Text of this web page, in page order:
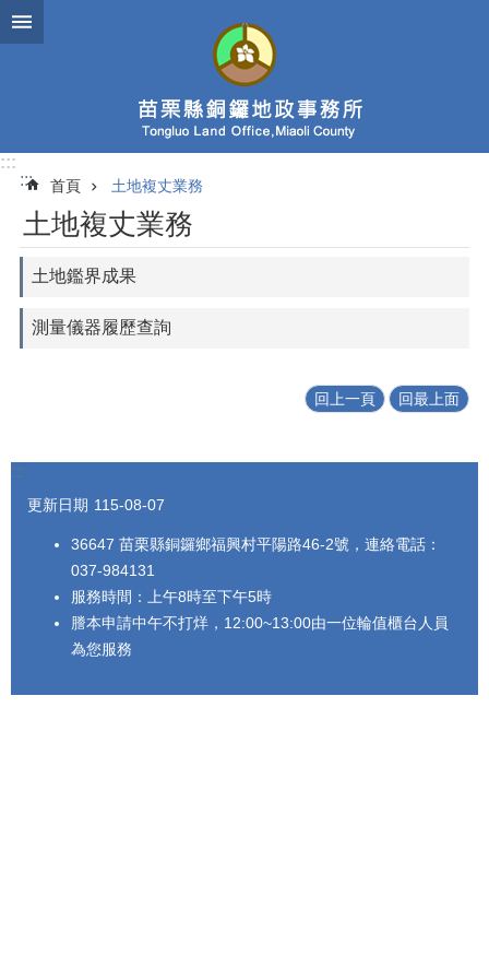
跳到主要內容區塊
:::
:::
首頁 土地複丈業務
土地複丈業務
土地鑑界成果
測量儀器履歷查詢
回上一頁 回最上面
:::
更新日期 115-08-07
36647 苗栗縣銅鑼鄉福興村平陽路46-2號，連絡電話：
037-984131
服務時間：上午8時至下午5時
謄本申請中午不打烊，12:00~13:00由一位輪值櫃台人員
為您服務